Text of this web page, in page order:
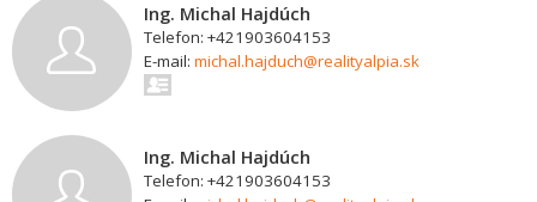
Ing. Michal Hajdúch
Telefon: +421903604153
E-mail: michal.hajduch@realityalpia.sk
Ing. Michal Hajdúch
Telefon: +421903604153